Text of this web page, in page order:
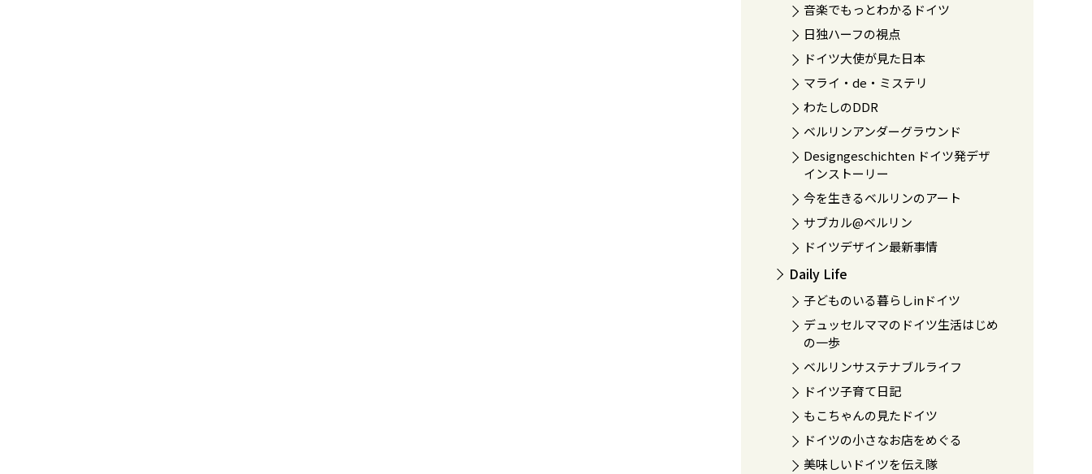
音楽でもっとわかるドイツ
日独ハーフの視点
ドイツ大使が見た日本
マライ・de・ミステリ
わたしのDDR
ベルリンアンダーグラウンド
Designgeschichten ドイツ発デザ
インストーリー
今を生きるベルリンのアート
サブカル@ベルリン
ドイツデザイン最新事情
Daily Life
子どものいる暮らしinドイツ
デュッセルママのドイツ生活はじめ
の一歩
ベルリンサステナブルライフ
ドイツ子育て日記
もこちゃんの見たドイツ
ドイツの小さなお店をめぐる
美味しいドイツを伝え隊